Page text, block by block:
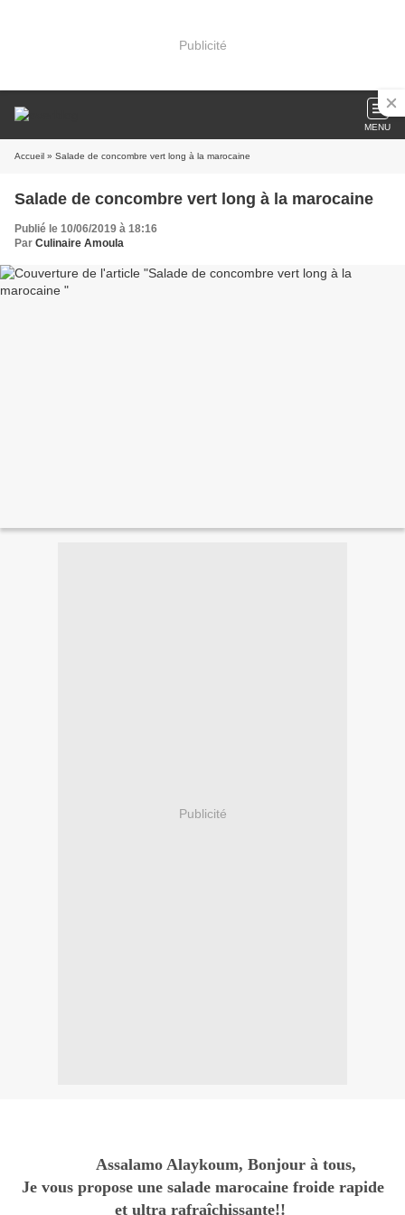
Publicité
MENU
Accueil » Salade de concombre vert long à la marocaine
Salade de concombre vert long à la marocaine
Publié le 10/06/2019 à 18:16
Par Culinaire Amoula
Publicité
Assalamo Alaykoum, Bonjour à tous,
Je vous propose une salade marocaine froide rapide
et ultra rafraîchissante!!